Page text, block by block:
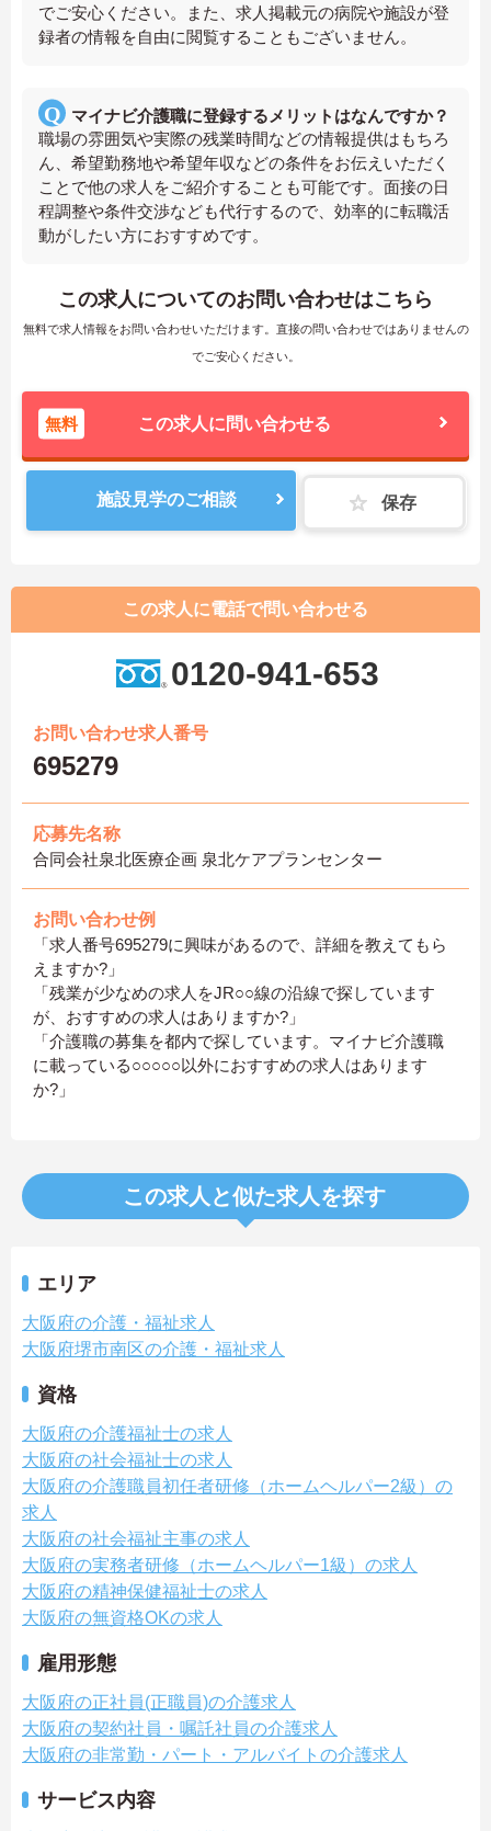
でご安心ください。また、求人掲載元の病院や施設が登
録者の情報を自由に閲覧することもございません。
マイナビ介護職に登録するメリットはなんですか？
職場の雰囲気や実際の残業時間などの情報提供はもちろ
ん、希望勤務地や希望年収などの条件をお伝えいただく
ことで他の求人をご紹介することも可能です。面接の日
程調整や条件交渉なども代行するので、効率的に転職活
動がしたい方におすすめです。
この求人についてのお問い合わせはこちら
無料で求人情報をお問い合わせいただけます。直接の問い合わせではありませんの
でご安心ください。
無料 この求人に問い合わせる
施設見学のご相談 保存
この求人に電話で問い合わせる
0120-941-653
お問い合わせ求人番号
695279
応募先名称
合同会社泉北医療企画 泉北ケアプランセンター
お問い合わせ例
「求人番号695279に興味があるので、詳細を教えてもら
えますか?」
「残業が少なめの求人をJR○○線の沿線で探しています
が、おすすめの求人はありますか?」
「介護職の募集を都内で探しています。マイナビ介護職
に載っている○○○○○以外におすすめの求人はあります
か?」
この求人と似た求人を探す
エリア
大阪府の介護・福祉求人
大阪府堺市南区の介護・福祉求人
資格
大阪府の介護福祉士の求人
大阪府の社会福祉士の求人
大阪府の介護職員初任者研修（ホームヘルパー2級）の
求人
大阪府の社会福祉主事の求人
大阪府の実務者研修（ホームヘルパー1級）の求人
大阪府の精神保健福祉士の求人
大阪府の無資格OKの求人
雇用形態
大阪府の正社員(正職員)の介護求人
大阪府の契約社員・嘱託社員の介護求人
大阪府の非常勤・パート・アルバイトの介護求人
サービス内容